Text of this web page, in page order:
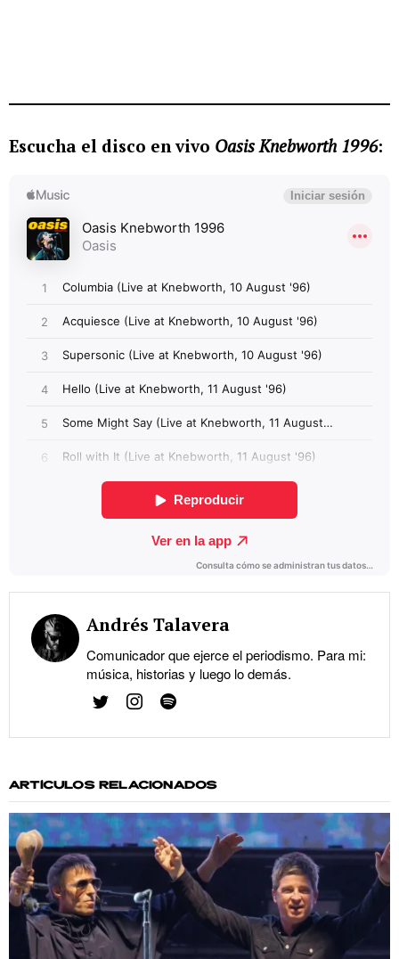
Escucha el disco en vivo Oasis Knebworth 1996:
Andrés Talavera
Comunicador que ejerce el periodismo. Para mi:
música, historias y luego lo demás.
ARTÍCULOS RELACIONADOS